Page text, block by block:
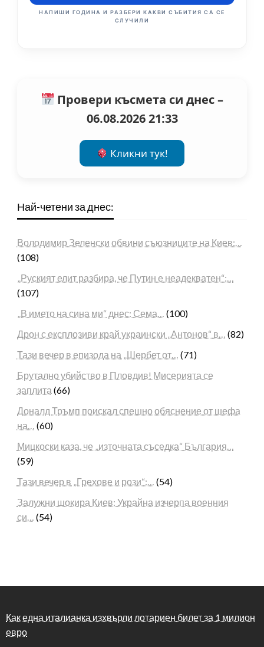
НАПИШИ ГОДИНА И РАЗБЕРИ КАКВИ СЪБИТИЯ СА СЕ
СЛУЧИЛИ
Провери късмета си днес –
06.08.2026 21:33
Кликни тук!
Най-четени за днес:
Володимир Зеленски обвини съюзниците на Киев:…
(108)
„Руският елит разбира, че Путин е неадекватен“:…
(107)
„В името на сина ми“ днес: Сема… (100)
Дрон с експлозиви край украински „Антонов“ в… (82)
Тази вечер в епизода на „Шербет от… (71)
Брутално убийство в Пловдив! Мисерията се
заплита (66)
Доналд Тръмп поискал спешно обяснение от шефа
на… (60)
Мицкоски каза, че „източната съседка“ България…
(59)
Тази вечер в „Грехове и рози“:… (54)
Залужни шокира Киев: Украйна изчерпа военния
си… (54)
Как една италианка изхвърли лотариен билет за 1 милион
евро